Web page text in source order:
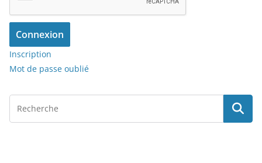
Connexion
Inscription
Mot de passe oublié